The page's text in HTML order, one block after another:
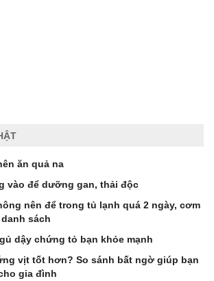
ăn quả na
vào để dưỡng gan, thải độc
nên để trong tủ lạnh quá 2 ngày, cơm
sách
dậy chứng tỏ bạn khỏe mạnh
vịt tốt hơn? So sánh bất ngờ giúp bạn
gia đình